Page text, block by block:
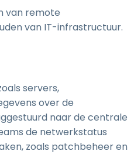
van remote
van IT-infrastructuur.
servers,
over de
naar de centrale
de netwerkstatus
zoals patchbeheer en